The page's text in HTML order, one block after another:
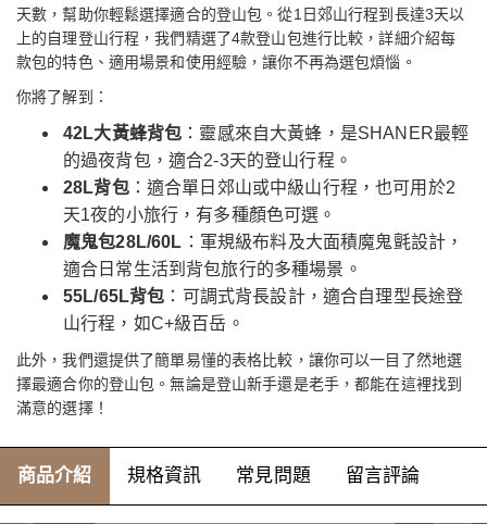
天數，幫助你輕鬆選擇適合的登山包。從1日郊山行程到長達3天以
上的自理登山行程，我們精選了4款登山包進行比較，詳細介紹每
款包的特色、適用場景和使用經驗，讓你不再為選包煩惱。
你將了解到：
42L大黃蜂背包 ：靈感來自大黃蜂，是SHANER最輕
的過夜背包，適合2-3天的登山行程。
28L背包：適合單日郊山或中級山行程，也可用於2
天1夜的小旅行，有多種顏色可選。
魔鬼包28L/60L ：軍規級布料及大面積魔鬼氈設計，
適合日常生活到背包旅行的多種場景。
55L/65L背包 ：可調式背長設計，適合自理型長途登
山行程，如C+級百岳。
此外，我們還提供了簡單易懂的表格比較，讓你可以一目了然地選
擇最適合你的登山包。無論是登山新手還是老手，都能在這裡找到
滿意的選擇！
商品介紹 規格資訊 常見問題 留言評論